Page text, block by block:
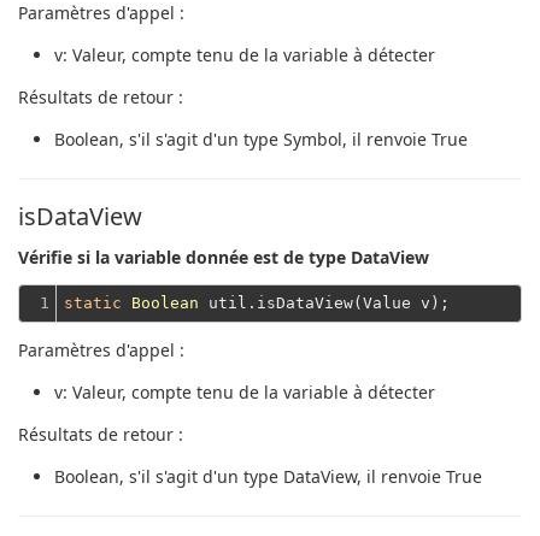
Paramètres d'appel :
v: Valeur, compte tenu de la variable à détecter
Résultats de retour :
Boolean, s'il s'agit d'un type Symbol, il renvoie True
isDataView
Vérifie si la variable donnée est de type DataView
1 static Boolean
Paramètres d'appel :
v: Valeur, compte tenu de la variable à détecter
Résultats de retour :
Boolean, s'il s'agit d'un type DataView, il renvoie True